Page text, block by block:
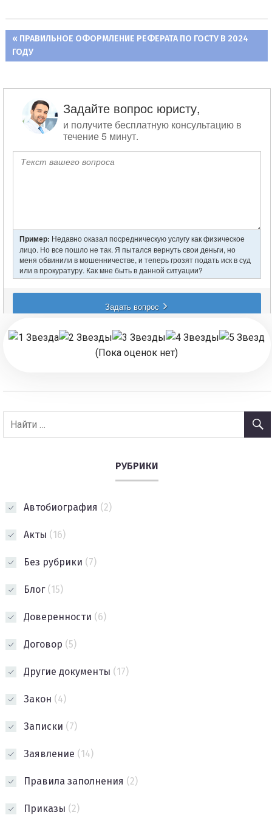
Навигация
записям
ПРЕДЫДУЩАЯ
ЗАПИСЬ:
ПРАВИЛЬНОЕ ОФОРМЛЕНИЕ РЕФЕРАТА ПО ГОСТУ В 2024
ГОДУ
(Пока оценок нет)
РУБРИКИ
Автобиография (2)
Акты (16)
Без рубрики (7)
Блог(15)
Доверенности (6)
Договор (5)
Другие документы (17)
Закон (4)
Записки (7)
Заявление (14)
Правила заполнения (2)
Приказы (2)